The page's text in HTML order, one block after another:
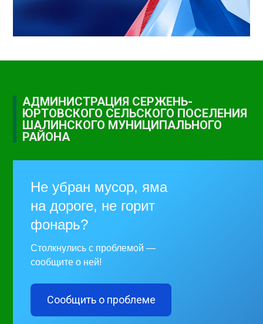
АДМИНИСТРАЦИЯ СЕРЖЕНЬ-
ЮРТОВСКОГО СЕЛЬСКОГО ПОСЕЛЕНИЯ
ШАЛИНСКОГО МУНИЦИПАЛЬНОГО
РАЙОНА
Не убран мусор, яма
на дороге, не горит
фонарь?
Столкнулись с проблемой —
сообщите о ней!
Сообщить о проблеме